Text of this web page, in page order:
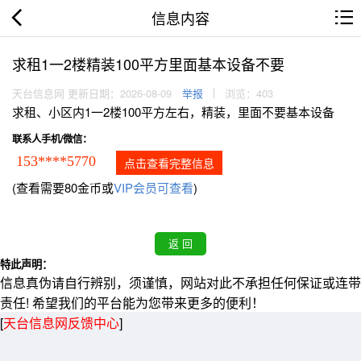
信息内容
求租1一2楼精装100平方里面基本设备不要
天台信息网 更新日期：2026-08-09 举报 浏览：403
求租、小区内1一2楼100平方左右，精装，里面不要基本设备
联系人手机/微信：
153****5770 点击查看完整信息
(查看需要80金币或VIP会员可查看)
特此声明：
信息真伪请自行辨别，须谨慎，网站对此不承担任何保证或连带
责任! 希望我们的平台能为您带来更多的便利！
[天台信息网反馈中心]